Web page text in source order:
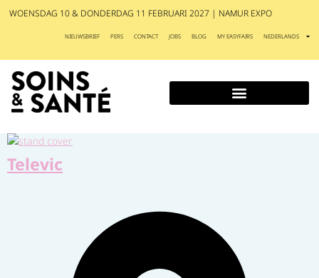
WOENSDAG 10 & DONDERDAG 11 FEBRUARI 2027 | NAMUR EXPO
NIEUWSBRIEF PERS CONTACT JOBS BLOG MY EASYFAIRS NEDERLANDS
Televic